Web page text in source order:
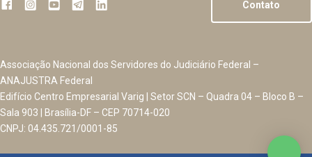
Contato
Associação Nacional dos Servidores do Judiciário Federal –
ANAJUSTRA Federal
Edifício Centro Empresarial Varig | Setor SCN – Quadra 04 – Bloco B –
Sala 903 | Brasília-DF – CEP 70714-020
CNPJ: 04.435.721/0001-85